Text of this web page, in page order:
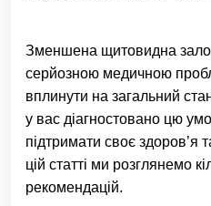
Зменшена щитовидна
серйозною медичною
вплинути на загальний
у вас діагностовано цю
підтримати своє здоров’я
цій статті ми розглянемо
рекомендацій.